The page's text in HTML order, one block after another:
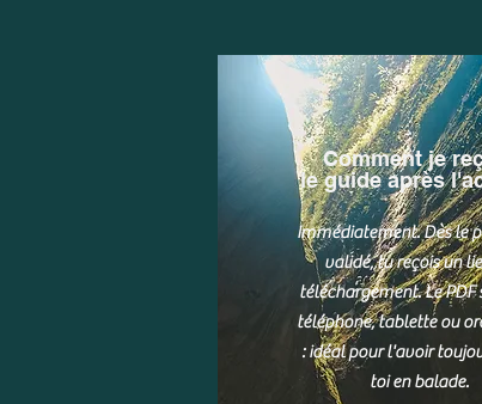
Comment je
le guide après
Immédiatement. Dès le
validé, tu reçois un
téléchargement. Le PDF
téléphone, tablette ou
: idéal pour l'avoir
toi en balade.